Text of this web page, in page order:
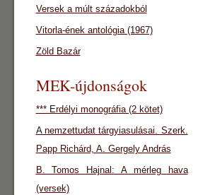
Versek a múlt századokból
Vitorla-ének antológia (1967)
Zöld Bazár
MEK-újdonságok
*** Erdélyi monográfia (2 kötet)
A nemzettudat tárgyiasulásai. Szerk.
Papp Richárd, A. Gergely András
B. Tomos Hajnal: A mérleg hava
(versek)